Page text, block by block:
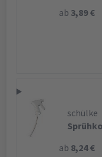
ab 3,89 €
schülke
ab 8,24 €